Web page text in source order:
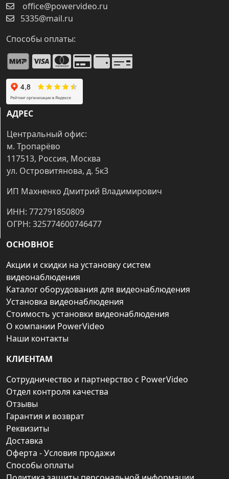
office@powervideo.ru
5335@mail.ru
Способы оплаты:
АДРЕС
Центральный офис:
м. Тропарёво
117513, Россия, Москва
ул. Островитянова, д. 5к3
ИП Махненко Дмитрий Владимирович
ИНН: 772791850809
ОГРН: 325774600746477
ОСНОВНОЕ
Акции и скидки на установку систем
видеонаблюдения
Каталог оборудования для видеонаблюдения
Установка видеонаблюдения
Стоимость установки видеонаблюдения
О компании PowerVideo
Наши контакты
КЛИЕНТАМ
Сотрудничество и партнерство с PowerVideo
Отдел контроля качества
Отзывы
Гарантия и возврат
Реквизиты
Доставка
Оферта - Условия продажи
Способы оплаты